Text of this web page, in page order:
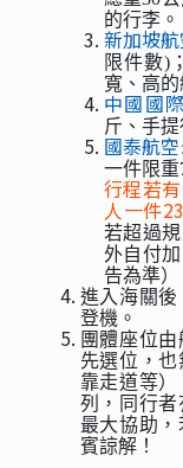
的行李。
新加坡
限件數)
寬、高的
中國國
斤、手
國泰航空
一件限重
行程若
人一件23
若超過
外自付
告為準）
進入海關
登機。
團體座位
先選位，也
靠走道等
列，同行
最大協助
賓諒解！